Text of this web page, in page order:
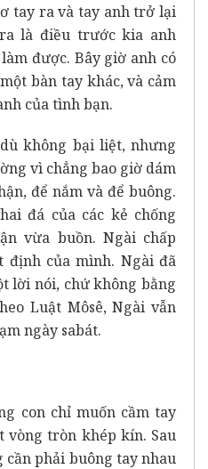
tay ra và tay anh trở lại
là điều trước kia anh
được. Bây giờ anh có
bàn tay khác, và cảm
của tình bạn.
không bại liệt, nhưng
vì chẳng bao giờ dám
để nắm và để buông.
đá của các kẻ chống
vừa buồn. Ngài chấp
định của mình. Ngài đã
lời nói, chứ không bằng
Luật Môsê, Ngài vẫn
ngày sabát.
con chỉ muốn cầm tay
vòng tròn khép kín. Sau
cần phải buông tay nhau